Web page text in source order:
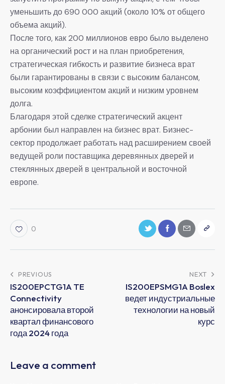
уменьшить до 690 000 акций (около 10% от общего
объема акций).
После того, как 200 миллионов евро было выделено
на органический рост и на план приобретения,
стратегическая гибкость и развитие бизнеса врат
были гарантированы в связи с высоким балансом,
высоким коэффициентом акций и низким уровнем
долга.
Благодаря этой сделке стратегический акцент
арбонии был направлен на бизнес врат. Бизнес-
сектор продолжает работать над расширением своей
ведущей роли поставщика деревянных дверей и
стеклянных дверей в центральной и восточной
европе.
0
PREVIOUS
IS200EPCTG1A TE
Connectivity
анонсировала второй
квартал финансового
года 2024 года
NEXT
IS200EPSMG1A Boslex
ведет индустриальные
технологии на новый
курс
Leave a comment